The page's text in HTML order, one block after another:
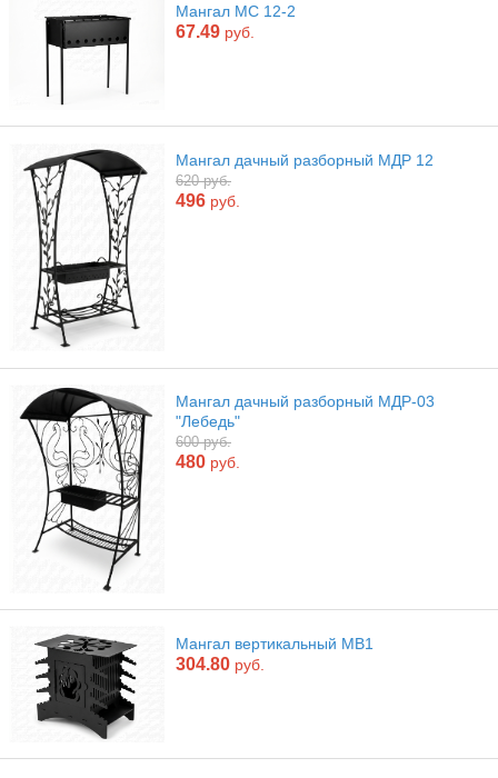
Мангал МС 12-2
67.49 руб.
Мангал дачный разборный МДР 12
620 руб.
496 руб.
Мангал дачный разборный МДР-03
"Лебедь"
600 руб.
480 руб.
Мангал вертикальный МВ1
304.80 руб.